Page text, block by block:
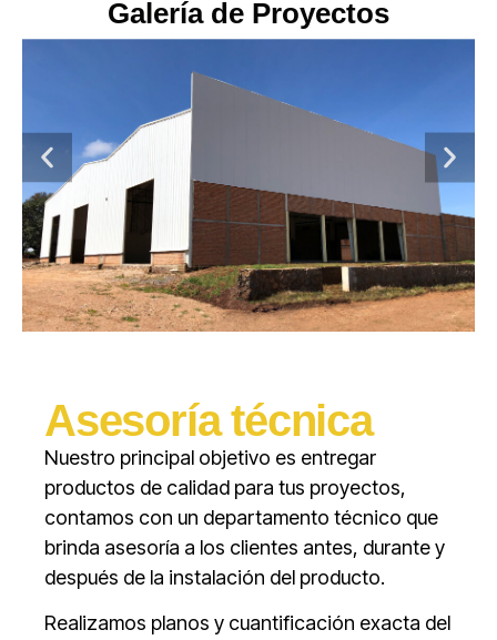
Galería de Proyectos
Asesoría técnica
Nuestro principal objetivo es entregar
productos de calidad para tus proyectos,
contamos con un departamento técnico que
brinda asesoría a los clientes antes, durante y
después de la instalación del producto.
Realizamos planos y cuantificación exacta del